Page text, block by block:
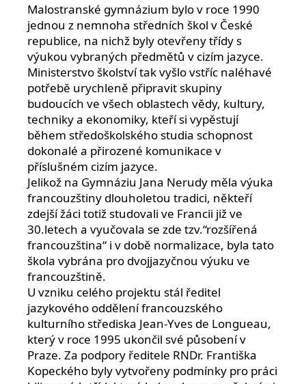
Malostranské gymnázium bylo v roce 1990
jednou z nemnoha středních škol v České
republice, na nichž byly otevřeny třídy s
výukou vybraných předmětů v cizím jazyce.
Ministerstvo školství tak vyšlo vstříc naléhavé
potřebě urychleně připravit skupiny
budoucích ve všech oblastech vědy, kultury,
techniky a ekonomiky, kteří si vypěstují
během středoškolského studia schopnost
dokonalé a přirozené komunikace v
příslušném cizím jazyce.
Jelikož na Gymnáziu Jana Nerudy měla výuka
francouzštiny dlouholetou tradici, někteří
zdejší žáci totiž studovali ve Francii již ve
30.letech a vyučovala se zde tzv.“rozšířená
francouzština“ i v době normalizace, byla tato
škola vybrána pro dvojjazyčnou výuku ve
francouzštině.
U vzniku celého projektu stál ředitel
jazykového oddělení francouzského
kulturního střediska Jean-Yves de Longueau,
který v roce 1995 ukončil své působení v
Praze. Za podpory ředitele RNDr. Františka
Kopeckého byly vytvořeny podmínky pro práci